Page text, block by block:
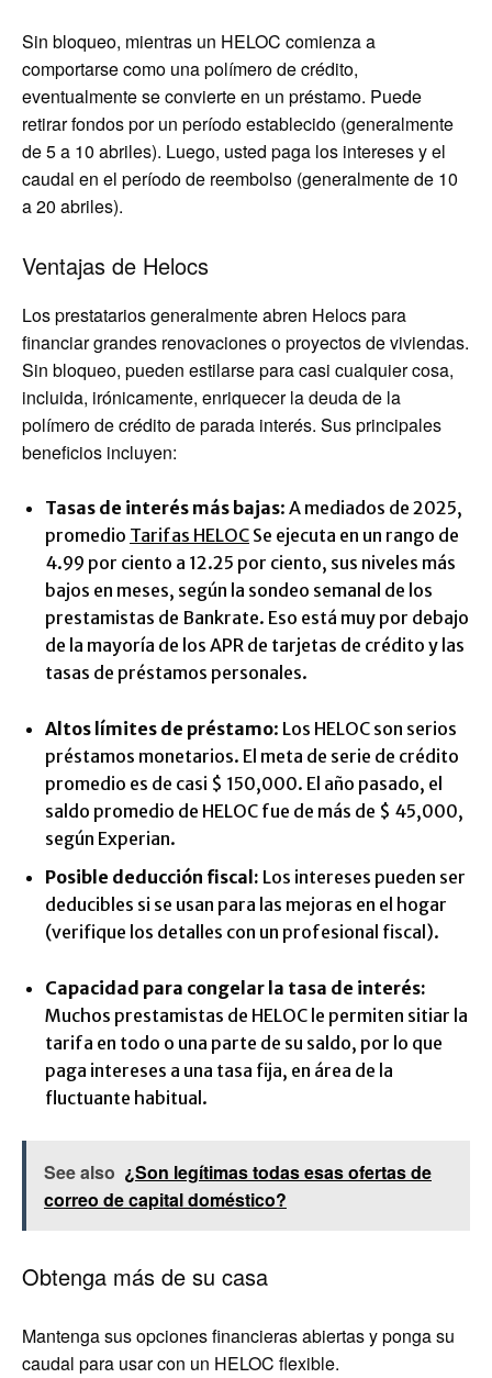
Sin bloqueo, mientras un HELOC comienza a
comportarse como una polímero de crédito,
eventualmente se convierte en un préstamo. Puede
retirar fondos por un período establecido (generalmente
de 5 a 10 abriles). Luego, usted paga los intereses y el
caudal en el período de reembolso (generalmente de 10
a 20 abriles).
Ventajas de Helocs
Los prestatarios generalmente abren Helocs para
financiar grandes renovaciones o proyectos de viviendas.
Sin bloqueo, pueden estilarse para casi cualquier cosa,
incluida, irónicamente, enriquecer la deuda de la
polímero de crédito de parada interés. Sus principales
beneficios incluyen:
Tasas de interés más bajas: A mediados de 2025,
promedio Tarifas HELOC Se ejecuta en un rango de
4.99 por ciento a 12.25 por ciento, sus niveles más
bajos en meses, según la sondeo semanal de los
prestamistas de Bankrate. Eso está muy por debajo
de la mayoría de los APR de tarjetas de crédito y las
tasas de préstamos personales.
Altos límites de préstamo: Los HELOC son serios
préstamos monetarios. El meta de serie de crédito
promedio es de casi $ 150,000. El año pasado, el
saldo promedio de HELOC fue de más de $ 45,000,
según Experian.
Posible deducción fiscal: Los intereses pueden ser
deducibles si se usan para las mejoras en el hogar
(verifique los detalles con un profesional fiscal).
Capacidad para congelar la tasa de interés:
Muchos prestamistas de HELOC le permiten sitiar la
tarifa en todo o una parte de su saldo, por lo que
paga intereses a una tasa fija, en área de la
fluctuante habitual.
See also ¿Son legítimas todas esas ofertas de
correo de capital doméstico?
Obtenga más de su casa
Mantenga sus opciones financieras abiertas y ponga su
caudal para usar con un HELOC flexible.